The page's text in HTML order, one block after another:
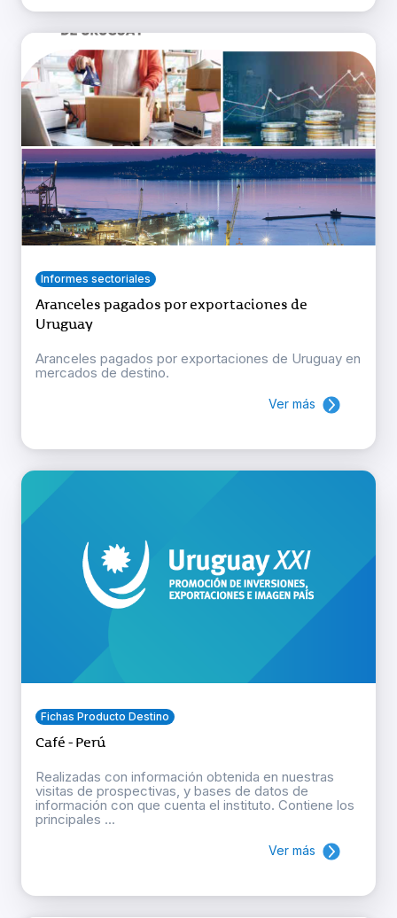
Informes sectoriales
Aranceles pagados por exportaciones de
Uruguay
Aranceles pagados por exportaciones de Uruguay en
mercados de destino.
Ver más
Fichas Producto Destino
Café - Perú
Realizadas con información obtenida en nuestras
visitas de prospectivas, y bases de datos de
información con que cuenta el instituto. Contiene los
principales ...
Ver más